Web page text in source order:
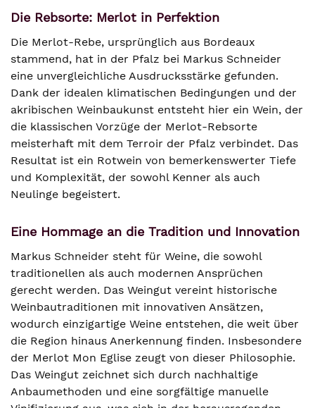
Die Rebsorte: Merlot in Perfektion
Die Merlot-Rebe, ursprünglich aus Bordeaux
stammend, hat in der Pfalz bei Markus Schneider
eine unvergleichliche Ausdrucksstärke gefunden.
Dank der idealen klimatischen Bedingungen und der
akribischen Weinbaukunst entsteht hier ein Wein, der
die klassischen Vorzüge der Merlot-Rebsorte
meisterhaft mit dem Terroir der Pfalz verbindet. Das
Resultat ist ein Rotwein von bemerkenswerter Tiefe
und Komplexität, der sowohl Kenner als auch
Neulinge begeistert.
Eine Hommage an die Tradition und Innovation
Markus Schneider steht für Weine, die sowohl
traditionellen als auch modernen Ansprüchen
gerecht werden. Das Weingut vereint historische
Weinbautraditionen mit innovativen Ansätzen,
wodurch einzigartige Weine entstehen, die weit über
die Region hinaus Anerkennung finden. Insbesondere
der Merlot Mon Eglise zeugt von dieser Philosophie.
Das Weingut zeichnet sich durch nachhaltige
Anbaumethoden und eine sorgfältige manuelle